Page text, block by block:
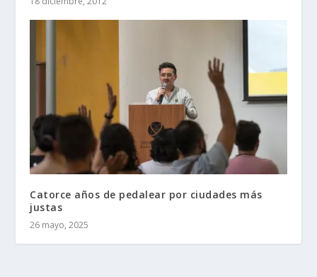
Catorce años de pedalear por ciudades más
justas
26 mayo, 2025